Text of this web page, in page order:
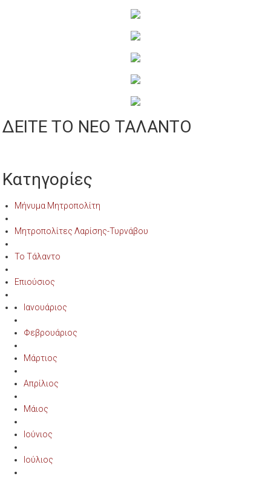
ΔΕΙΤΕ ΤΟ ΝΕΟ ΤΑΛΑΝΤΟ
Κατηγορίες
Μήνυμα Μητροπολίτη
Μητροπολίτες Λαρίσης-Τυρνάβου
Το Τάλαντο
Επιούσιος
Ιανουάριος
Φεβρουάριος
Μάρτιος
Απρίλιος
Μάιος
Ιούνιος
Ιούλιος